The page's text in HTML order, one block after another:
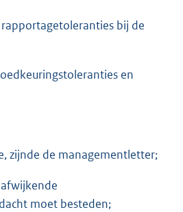
bij de
en
zijnde de managementletter;
moet besteden;